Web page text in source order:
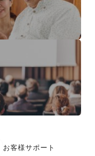
お客様サポート